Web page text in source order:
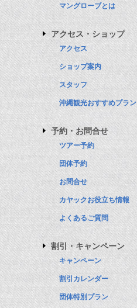
マングローブとは
アクセス・ショップ
アクセス
ショップ案内
スタッフ
沖縄観光おすすめプラン
予約・お問合せ
ツアー予約
団体予約
お問合せ
カヤックお役立ち情報
よくあるご質問
割引・キャンペーン
キャンペーン
割引カレンダー
団体特別プラン